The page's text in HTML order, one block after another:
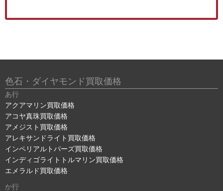
色石・ダイヤモンド買取価格
あ行
アクアマリン買取価格
アコヤ真珠買取価格
アメジスト買取価格
アレキサンドライト買取価格
インペリアルトパーズ買取価格
インディゴライトトルマリン買取価格
エメラルド買取価格
か行